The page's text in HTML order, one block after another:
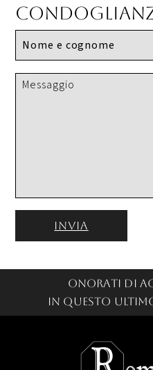
Onorati di
in questo